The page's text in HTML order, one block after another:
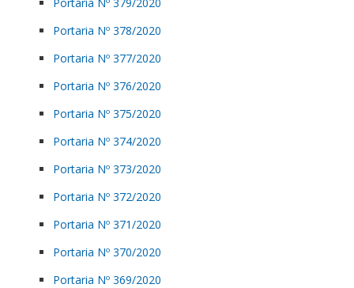
Portaria Nº 378/2020
Portaria Nº 377/2020
Portaria Nº 376/2020
Portaria Nº 375/2020
Portaria Nº 374/2020
Portaria Nº 373/2020
Portaria Nº 372/2020
Portaria Nº 371/2020
Portaria Nº 370/2020
Portaria Nº 369/2020